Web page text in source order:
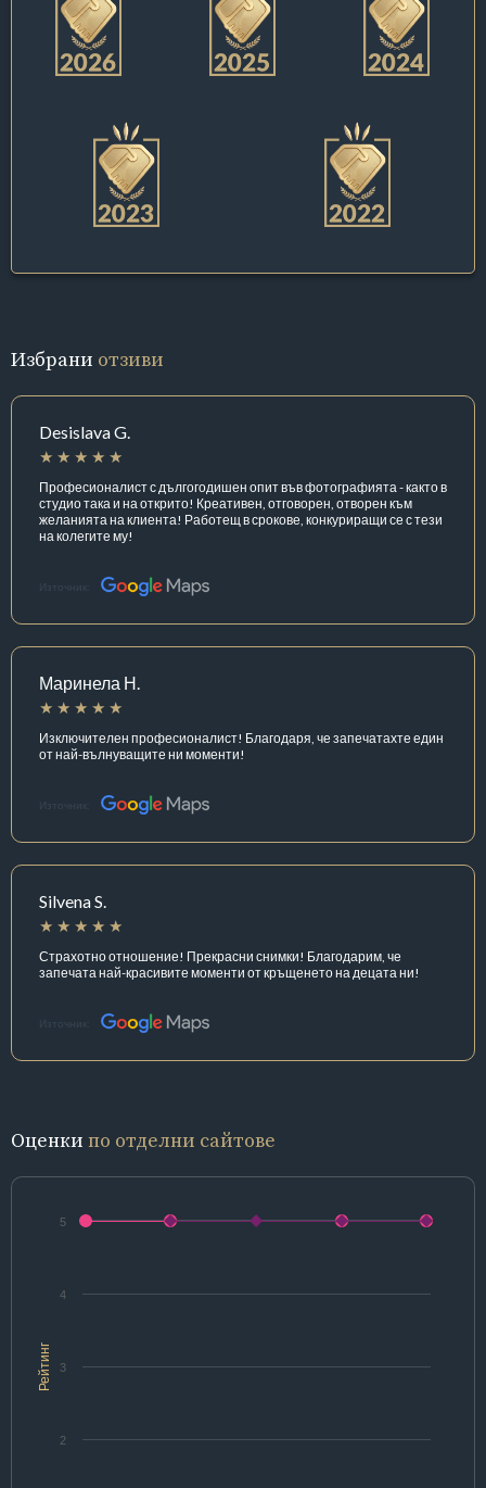
Избрани отзиви
Desislava G.
Професионалист с дългогодишен опит във фотографията - както в
студио така и на открито! Креативен, отговорен, отворен към
желанията на клиента! Работещ в срокове, конкуриращи се с тези
на колегите му!
Източник:
Маринела Н.
Изключителен професионалист! Благодаря, че запечатахте един
от най-вълнуващите ни моменти!
Източник:
Silvena S.
Страхотно отношение! Прекрасни снимки! Благодарим, че
запечата най-красивите моменти от кръщенето на децата ни!
Източник:
Оценки по отделни сайтове
Рейтинг
2
3
4
5